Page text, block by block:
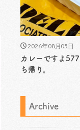
2026年08月05日
カレーですよ
ち帰り。
Archive